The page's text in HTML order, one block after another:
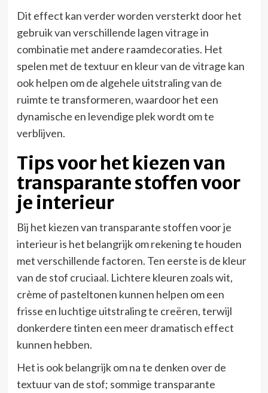
Dit effect kan verder worden versterkt door het
gebruik van verschillende lagen vitrage in
combinatie met andere raamdecoraties. Het
spelen met de textuur en kleur van de vitrage kan
ook helpen om de algehele uitstraling van de
ruimte te transformeren, waardoor het een
dynamische en levendige plek wordt om te
verblijven.
Tips voor het kiezen van
transparante stoffen voor
je interieur
Bij het kiezen van transparante stoffen voor je
interieur is het belangrijk om rekening te houden
met verschillende factoren. Ten eerste is de kleur
van de stof cruciaal. Lichtere kleuren zoals wit,
crème of pasteltonen kunnen helpen om een
frisse en luchtige uitstraling te creëren, terwijl
donkerdere tinten een meer dramatisch effect
kunnen hebben.
Het is ook belangrijk om na te denken over de
textuur van de stof; sommige transparante